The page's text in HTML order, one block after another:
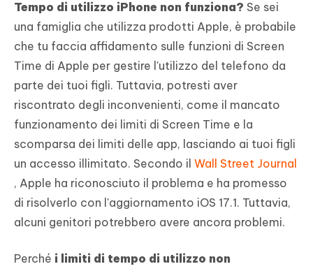
Tempo di utilizzo iPhone non funziona? Se sei
una famiglia che utilizza prodotti Apple, è probabile
che tu faccia affidamento sulle funzioni di Screen
Time di Apple per gestire l'utilizzo del telefono da
parte dei tuoi figli. Tuttavia, potresti aver
riscontrato degli inconvenienti, come il mancato
funzionamento dei limiti di Screen Time e la
scomparsa dei limiti delle app, lasciando ai tuoi figli
un accesso illimitato. Secondo il Wall Street Journal
, Apple ha riconosciuto il problema e ha promesso
di risolverlo con l'aggiornamento iOS 17.1. Tuttavia,
alcuni genitori potrebbero avere ancora problemi.
Perché i limiti di tempo di utilizzo non